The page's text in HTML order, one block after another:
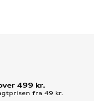
499 kr.
fra 49 kr.